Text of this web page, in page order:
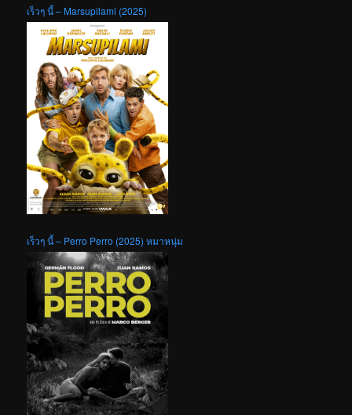
เร็วๆ นี้ – Marsupilami (2025)
เร็วๆ นี้ – Perro Perro (2025) หมาหนุ่ม